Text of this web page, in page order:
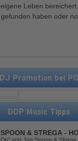
Promotion bei
DDP Music Tipps
& STREGA -
Leben
haben oder